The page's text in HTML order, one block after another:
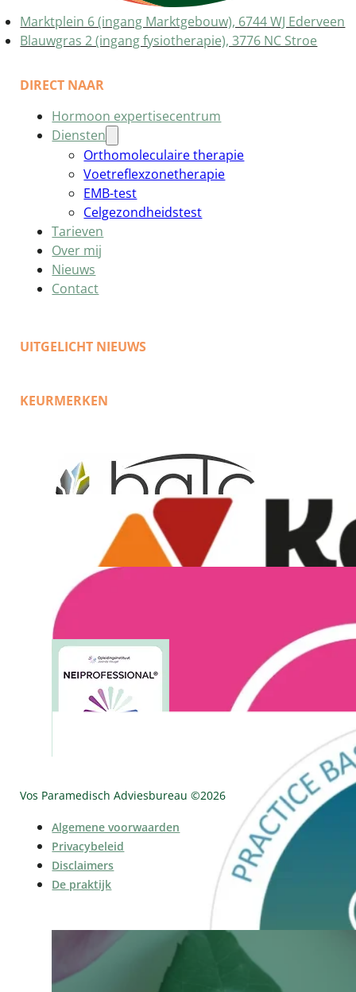
Marktplein 6 (ingang Marktgebouw), 6744 WJ Ederveen
Blauwgras 2 (ingang fysiotherapie), 3776 NC Stroe
DIRECT NAAR
Hormoon expertisecentrum
Diensten
Orthomoleculaire therapie
Voetreflexzonetherapie
EMB-test
Celgezondheidstest
Tarieven
Over mij
Nieuws
Contact
UITGELICHT NIEUWS
KEURMERKEN
Vos Paramedisch Adviesbureau ©2026
Algemene voorwaarden
Privacybeleid
Disclaimers
De praktijk